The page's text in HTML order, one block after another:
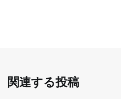
関連する投稿